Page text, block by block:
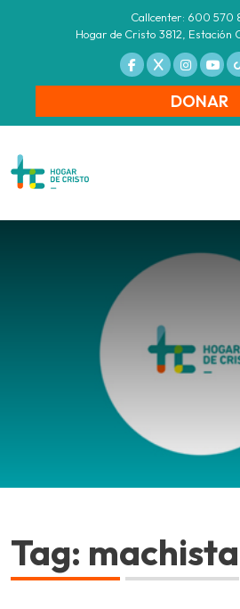
Callcenter: 600 570
Hogar de Cristo 3812, Estación
DONAR
Tag: machista